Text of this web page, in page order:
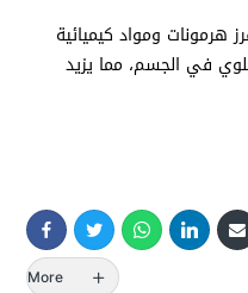
هرمونات ومواد كيميائية
في الجسم، مما يزيد
More